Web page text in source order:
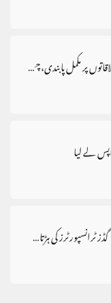
صہیونی ظلم کی انتہا،اسیران سے ملاقاتوں پر مکمل پابندی،چھاپے،گرفتاریاں
لے لیا
آل پاکستان پیٹرول پمپ اونرز کا گڈز ٹرانسپورٹرز کی ہڑتال کی حمایت کا اعلان